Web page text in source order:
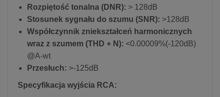
Rozpiętość tonalna (DNR): > 128dB
Stosunek sygnału do szumu (SNR): >128dB
Współczynnik zniekształceń harmonicznych
wraz z szumem (THD + N): <0.00009%(-120dB)
@A-wt
Przesłuch: >-125dB
Specyfikacja wyjścia RCA: